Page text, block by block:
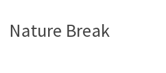
Nature Break